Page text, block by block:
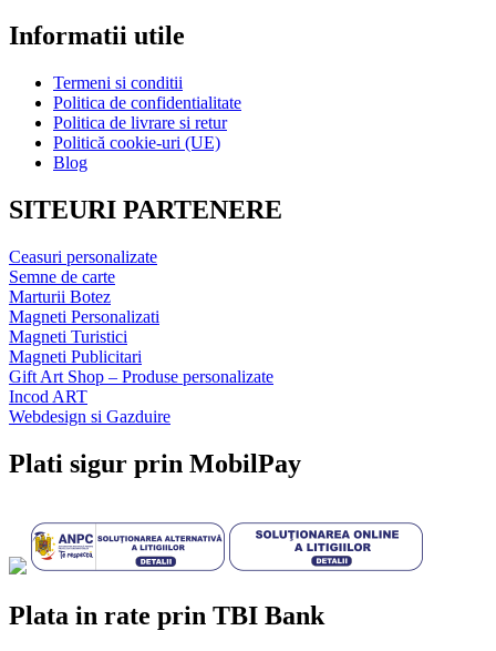
Informatii utile
Termeni si conditii
Politica de confidentialitate
Politica de livrare si retur
Politică cookie-uri (UE)
Blog
SITEURI PARTENERE
Ceasuri personalizate
Semne de carte
Marturii Botez
Magneti Personalizati
Magneti Turistici
Magneti Publicitari
Gift Art Shop – Produse personalizate
Incod ART
Webdesign si Gazduire
Plati sigur prin MobilPay
Plata in rate prin TBI Bank